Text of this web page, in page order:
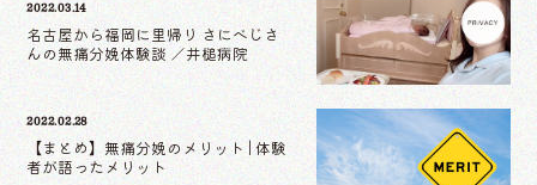
2022.03.14
名古屋から福岡に里帰り さにべじさ
んの無痛分娩体験談 ／井槌病院
2022.02.28
【まとめ】無痛分娩のメリット | 体験
者が語ったメリット